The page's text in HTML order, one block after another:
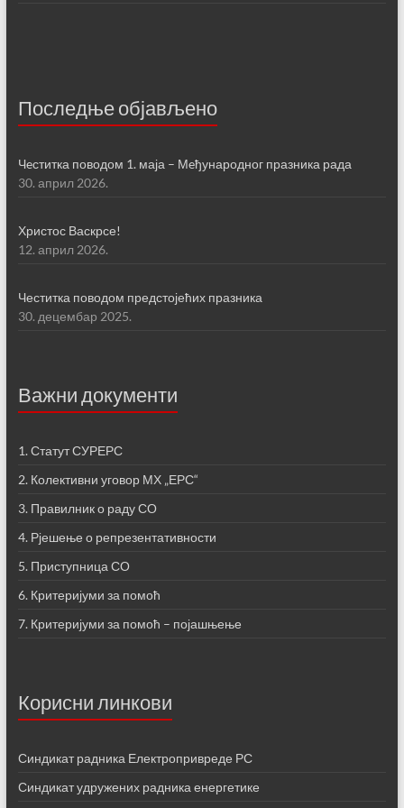
Последње објављено
Чeститка поводом 1. маја – Мeђународног празника рада
30. април 2026.
Христос Васкрсе!
12. април 2026.
Честитка поводом предстојећих празника
30. децембар 2025.
Важни документи
1. Статут СУРЕРС
2. Колективни уговор МХ „ЕРС“
3. Правилник о раду СО
4. Рјешење о репрезентативности
5. Приступница СО
6. Критеријуми за помоћ
7. Критеријуми за помоћ – појашњење
Корисни линкови
Синдикат радника Електропривреде РС
Синдикат удружених радника енергетике